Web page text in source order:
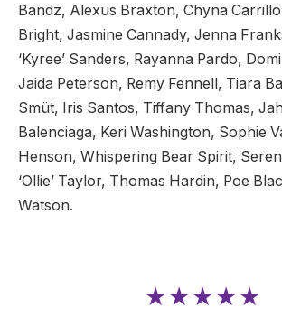
Bandz, Alexus Braxton, Chyna
Bright, Jasmine Cannady, Jenna
‘Kyree’ Sanders, Rayanna Pardo,
Jaida Peterson, Remy Fennell, Tiara
Smüt, Iris Santos, Tiffany Thomas,
Balenciaga, Keri Washington, Sophie
Henson, Whispering Bear Spirit,
‘Ollie’ Taylor, Thomas Hardin, Poe
Watson.
★★★★★